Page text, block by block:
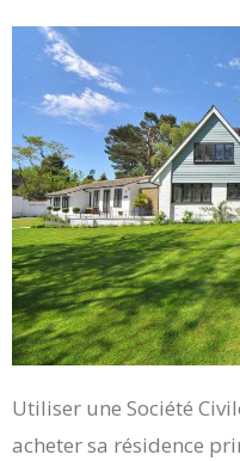
Utiliser une Société
acheter sa résidence